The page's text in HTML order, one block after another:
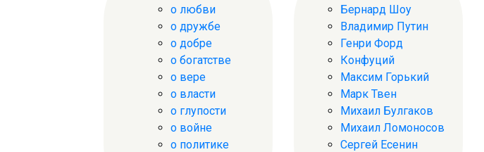
о любви
о дружбе
о добре
о богатстве
о вере
о власти
о глупости
о войне
о политике
Бернард Шоу
Владимир Путин
Генри Форд
Конфуций
Максим Горький
Марк Твен
Михаил Булгаков
Михаил Ломоносов
Сергей Есенин